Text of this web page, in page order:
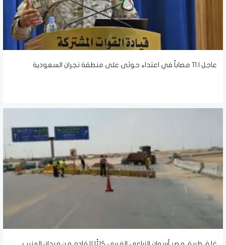
عاجل | 11 مصاباً في اعتداء حوثى على منطقة نجران السعودية